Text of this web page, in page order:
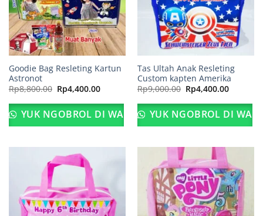
Goodie Bag Resleting Kartun
Astronot
Rp8,800.00 Harga
aslinya
adalah:
Rp8,800.00.
Rp4,400.00Harga
ini
adalah:
Rp4,400.00.
YUK NGOBROL DI WA
Tas Ultah Anak Resleting
Custom kapten Amerika
Rp9,000.00 Harga
aslinya
adalah:
Rp9,000.00.
Rp4,400.00Harga
ini
adalah:
YUK NGOBROL DI WA